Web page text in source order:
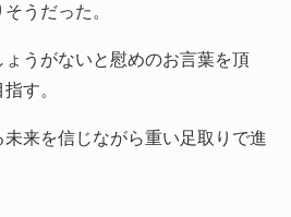
うだった。
うがないと慰めのお言葉を頂
す。
来を信じながら重い足取りで進